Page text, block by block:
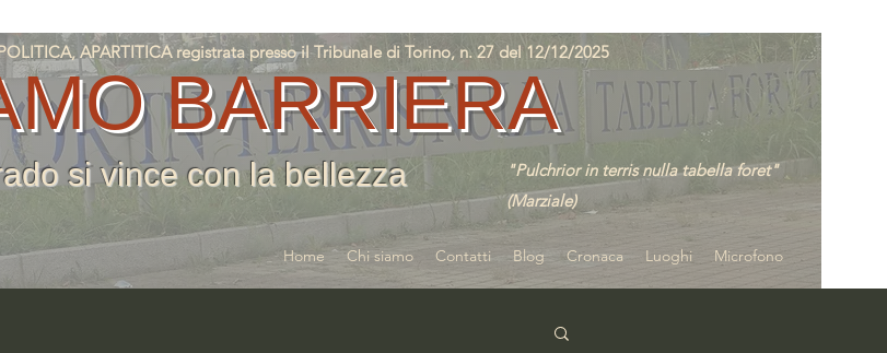
BARRIERA
si vince con la bellezza
"Pulchrior in terris nulla tabella foret"
(Marziale)
Home Chi siamo Contatti Blog Cronaca Luoghi Microfono
APARTITICA registrata presso il Tribunale di Torino, n. 27 del 12/12/2025